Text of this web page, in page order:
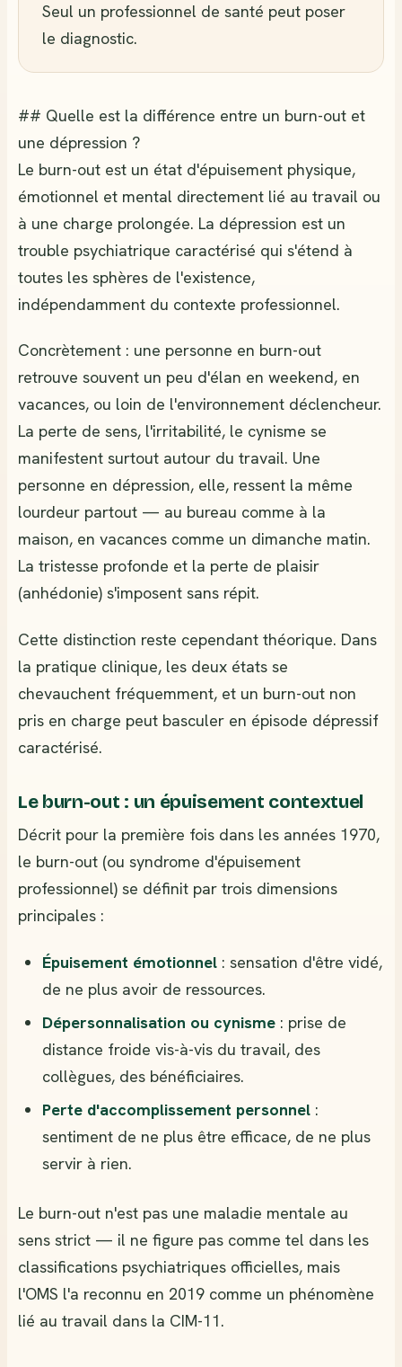
Seul un professionnel de santé peut poser
le diagnostic.
## Quelle est la différence entre un burn-out et
une dépression ?
Le burn-out est un état d'épuisement physique,
émotionnel et mental directement lié au travail ou
à une charge prolongée. La dépression est un
trouble psychiatrique caractérisé qui s'étend à
toutes les sphères de l'existence,
indépendamment du contexte professionnel.
Concrètement : une personne en burn-out
retrouve souvent un peu d'élan en weekend, en
vacances, ou loin de l'environnement déclencheur.
La perte de sens, l'irritabilité, le cynisme se
manifestent surtout autour du travail. Une
personne en dépression, elle, ressent la même
lourdeur partout — au bureau comme à la
maison, en vacances comme un dimanche matin.
La tristesse profonde et la perte de plaisir
(anhédonie) s'imposent sans répit.
Cette distinction reste cependant théorique. Dans
la pratique clinique, les deux états se
chevauchent fréquemment, et un burn-out non
pris en charge peut basculer en épisode dépressif
caractérisé.
Le burn-out : un épuisement contextuel
Décrit pour la première fois dans les années 1970,
le burn-out (ou syndrome d'épuisement
professionnel) se définit par trois dimensions
principales :
Épuisement émotionnel : sensation d'être vidé,
de ne plus avoir de ressources.
Dépersonnalisation ou cynisme : prise de
distance froide vis-à-vis du travail, des
collègues, des bénéficiaires.
Perte d'accomplissement personnel :
sentiment de ne plus être efficace, de ne plus
servir à rien.
Le burn-out n'est pas une maladie mentale au
sens strict — il ne figure pas comme tel dans les
classifications psychiatriques officielles, mais
l'OMS l'a reconnu en 2019 comme un phénomène
lié au travail dans la CIM-11.